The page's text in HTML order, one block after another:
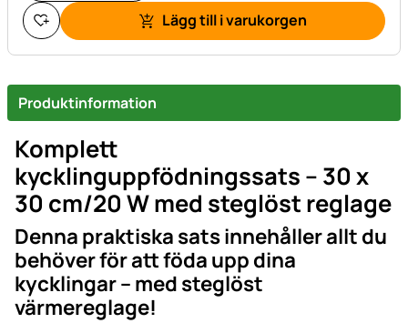
Lägg till i varukorgen
Produktinformation
Komplett
kycklinguppfödningssats – 30 x
30 cm/20 W med steglöst reglage
Denna praktiska sats innehåller allt du
behöver för att föda upp dina
kycklingar – med steglöst
värmereglage!